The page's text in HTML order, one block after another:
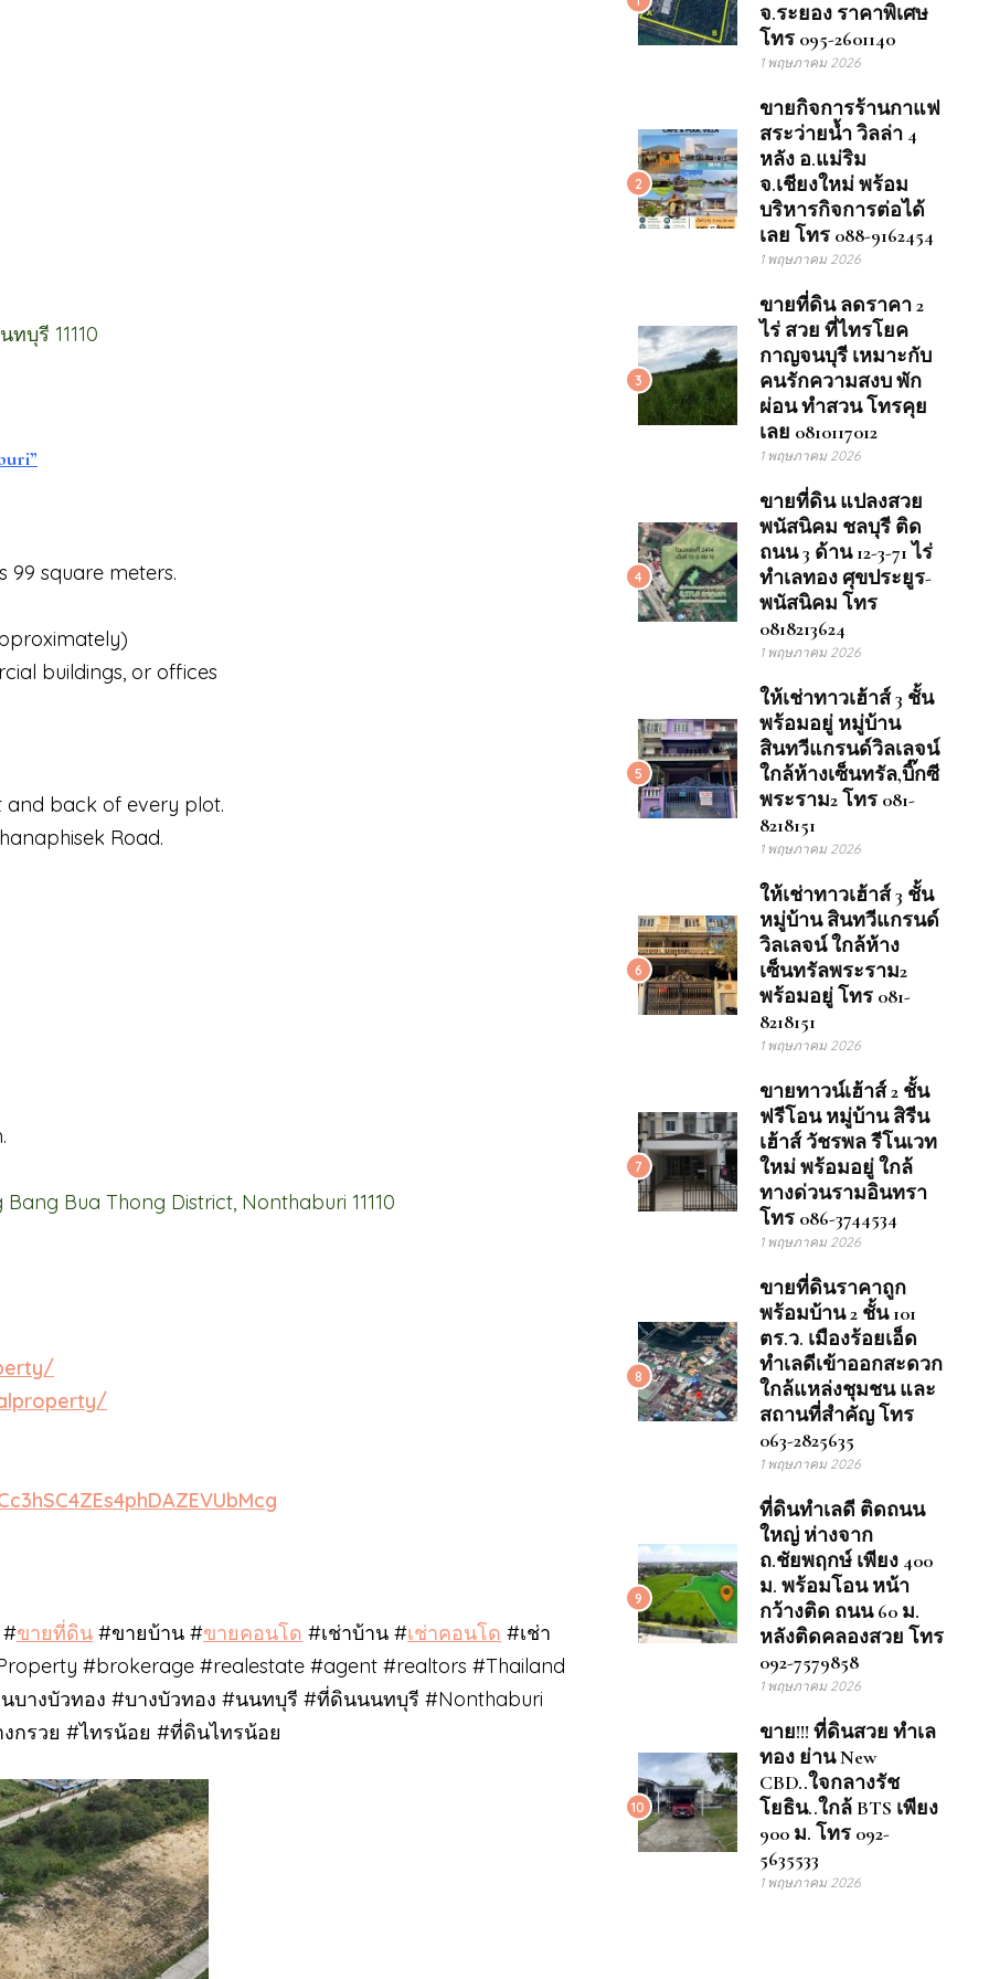
บุรี 11110
99 square meters.
buildings, or offices
back of every plot.
Road.
Bua Thong District, Nonthaburi 11110
#ขายที่ดิน #ขายบ้าน #ขายคอนโด #เช่าบ้าน #เช่าคอนโด #เช่า
#brokerage #realestate #agent #realtors #Thailand
างบัวทอง #บางบัวทอง #นนทบุรี #ที่ดินนนทบุรี #Nonthaburi
รวย #ไทรน้อย #ที่ดินไทรน้อย
จ.ระยอง ราคาพิเศษ
โทร 095-2601140
1 พฤษภาคม 2026
2
ขายกิจการร้านกาแฟ
สระว่ายน้ำ วิลล่า 4
หลัง อ.แม่ริม
จ.เชียงใหม่ พร้อม
บริหารกิจการต่อได้
เลย โทร 088-9162454
1 พฤษภาคม 2026
3
ขายที่ดิน ลดราคา 2
ไร่ สวย ที่ไทรโยค
กาญจนบุรี เหมาะกับ
คนรักความสงบ พัก
ผ่อน ทำสวน โทรคุย
เลย 0810117012
1 พฤษภาคม 2026
4
ขายที่ดิน แปลงสวย
พนัสนิคม ชลบุรี ติด
ถนน 3 ด้าน 12-3-71 ไร่
ทำเลทอง ศุขประยูร-
พนัสนิคม โทร
0818213624
1 พฤษภาคม 2026
5
ให้เช่าทาวเฮ้าส์ 3 ชั้น
พร้อมอยู่ หมู่บ้าน
สินทวีแกรนด์วิลเลจน์
ใกล้ห้างเซ็นทรัล,บิ๊กซี
พระราม2 โทร 081-
8218151
1 พฤษภาคม 2026
6
ให้เช่าทาวเฮ้าส์ 3 ชั้น
หมู่บ้าน สินทวีแกรนด์
วิลเลจน์ ใกล้ห้าง
เซ็นทรัลพระราม2
พร้อมอยู่ โทร 081-
8218151
1 พฤษภาคม 2026
7
ขายทาวน์เฮ้าส์ 2 ชั้น
ฟรีโอน หมู่บ้าน สิรีน
เฮ้าส์ วัชรพล รีโนเวท
ใหม่ พร้อมอยู่ ใกล้
ทางด่วนรามอินทรา
โทร 086-3744534
1 พฤษภาคม 2026
8
ขายที่ดินราคาถูก
พร้อมบ้าน 2 ชั้น 101
ตร.ว. เมืองร้อยเอ็ด
ทำเลดีเข้าออกสะดวก
ใกล้แหล่งชุมชน และ
สถานที่สำคัญ โทร
063-2825635
1 พฤษภาคม 2026
9
ที่ดินทำเลดี ติดถนน
ใหญ่ ห่างจาก
ถ.ชัยพฤกษ์ เพียง 400
ม. พร้อมโอน หน้า
กว้างติด ถนน 60 ม.
หลังติดคลองสวย โทร
092-7579858
1 พฤษภาคม 2026
10
ขาย!!! ที่ดินสวย ทำเล
ทอง ย่าน New
CBD..ใจกลางรัช
โยธิน..ใกล้ BTS เพียง
900 ม. โทร 092-
5635533
1 พฤษภาคม 2026